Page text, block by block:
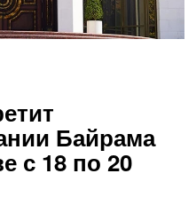
Байрама
с 18 по 20